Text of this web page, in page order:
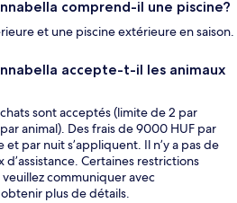
comprend-il une piscine?
et une piscine extérieure en saison.
accepte-t-il les animaux
sont acceptés (limite de 2 par
animal). Des frais de 9000 HUF par
par nuit s’appliquent. Il n’y a pas de
d’assistance. Certaines restrictions
communiquer avec
plus de détails.